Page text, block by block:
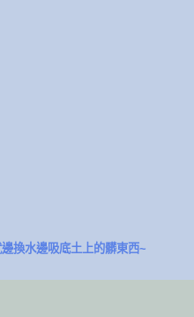
換水邊吸底土上的髒東西~